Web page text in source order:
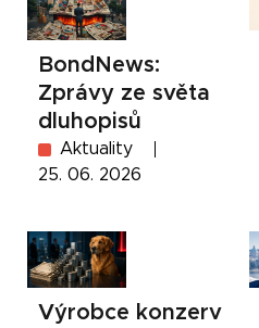
BondNews:
Zprávy ze světa
dluhopisů
Aktuality
25. 06. 2026
Výrobce konzerv